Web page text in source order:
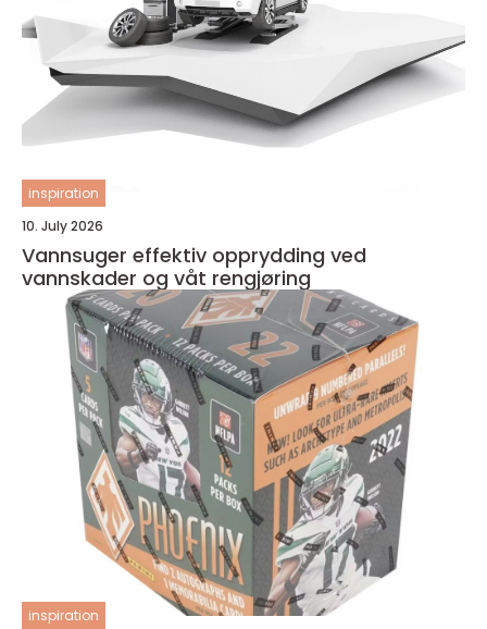
inspiration
10. July 2026
Vannsuger effektiv opprydding ved
vannskader og våt rengjøring
inspiration